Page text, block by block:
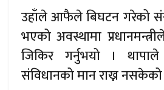
उहाँले आफैले बिघटन गरेको
भएको अवस्थामा
जिकिर गर्नुभयो । थापाले
संविधानको मान राख्न नसकेको